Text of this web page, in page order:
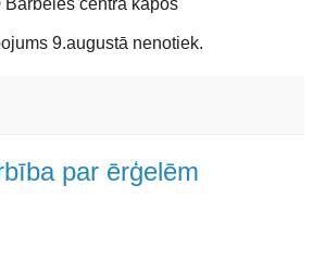
Bārbeles centra kapos
9.augustā nenotiek.
par ērģelēm